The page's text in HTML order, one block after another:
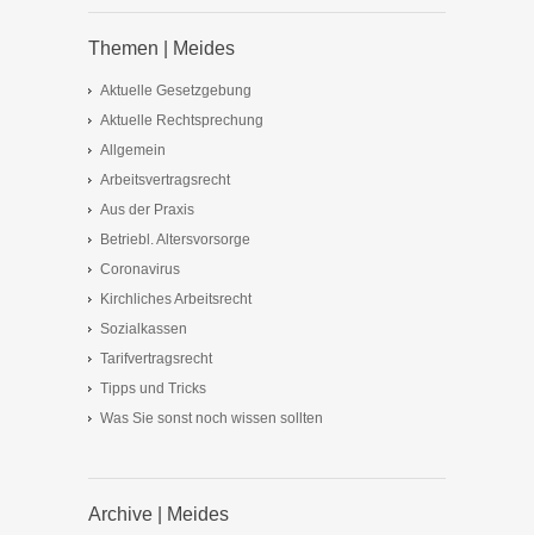
Themen | Meides
Aktuelle Gesetzgebung
Aktuelle Rechtsprechung
Allgemein
Arbeitsvertragsrecht
Aus der Praxis
Betriebl. Altersvorsorge
Coronavirus
Kirchliches Arbeitsrecht
Sozialkassen
Tarifvertragsrecht
Tipps und Tricks
Was Sie sonst noch wissen sollten
Archive | Meides